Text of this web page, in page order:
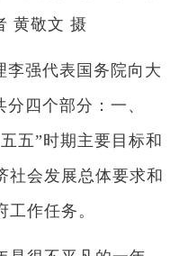
黄敬文 摄
李强代表国务院向大
四个部分：一、
五”时期主要目标和
社会发展总体要求和
作任务。